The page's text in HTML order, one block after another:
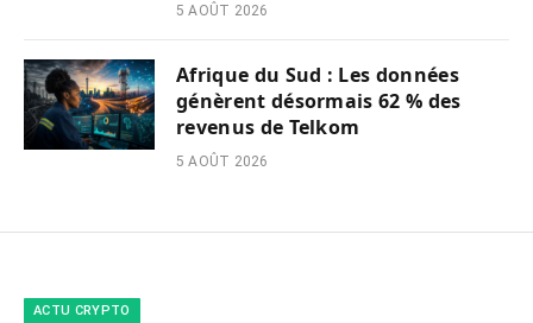
5 AOÛT 2026
Afrique du Sud : Les données
génèrent désormais 62 % des
revenus de Telkom
5 AOÛT 2026
ACTU CRYPTO